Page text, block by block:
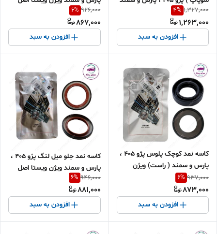
) ویستا اصل
1,327,000
4%
1,263,000
افزودن به سبد
926,000
6%
867,000
افزودن به سبد
کاسه نمد کوچک پلوس پژو 405 ،
پارس و سمند ( راست) ویژن
ویستا اصل
937,000
6%
873,000
افزودن به سبد
کاسه نمد جلو میل لنگ پژو 405 ،
پارس و سمند ویژن ویستا اصل
946,000
6%
881,000
افزودن به سبد